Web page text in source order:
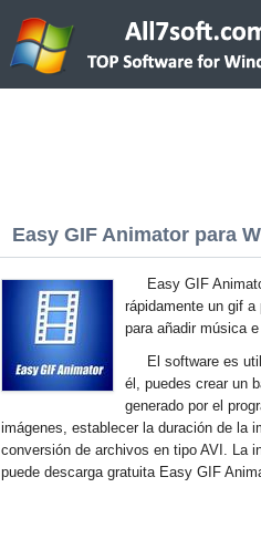
Easy GIF Animator para
Easy GIF
rápidamente un gif
para añadir música
El software es
él, puedes crear un
generado por el
imágenes, establecer la duración de la
conversión de archivos en tipo AVI. La
puede descarga gratuita Easy GIF